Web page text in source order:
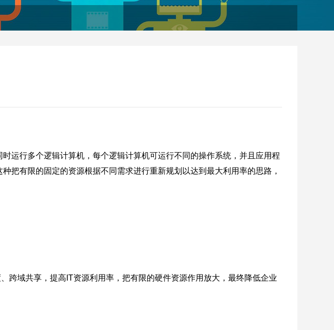
运行多个逻辑计算机，每个逻辑计算机可运行不同的操作系统，并且应用程
把有限的固定的资源根据不同需求进行重新规划以达到最大利用率的思路，
跨域共享，提高IT资源利用率，把有限的硬件资源作用放大，最终降低企业